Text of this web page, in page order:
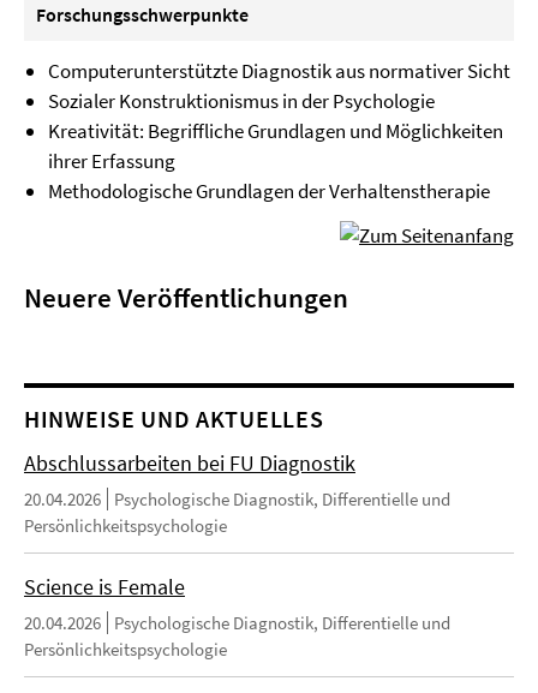
Forschungsschwerpunkte
Computerunterstützte Diagnostik aus normativer Sicht
Sozialer Konstruktionismus in der Psychologie
Kreativität: Begriffliche Grundlagen und Möglichkeiten
ihrer Erfassung
Methodologische Grundlagen der Verhaltenstherapie
Neuere Veröffentlichungen
HINWEISE UND AKTUELLES
Abschlussarbeiten bei FU Diagnostik
20.04.2026
Psychologische Diagnostik, Differentielle und
Persönlichkeitspsychologie
Science is Female
20.04.2026
Psychologische Diagnostik, Differentielle und
Persönlichkeitspsychologie